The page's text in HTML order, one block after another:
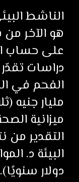
الناشط
هو الآخر
على حساب
دراسات
مليار جنيه
ميزانية
التقدير من
دولار سنويًا).